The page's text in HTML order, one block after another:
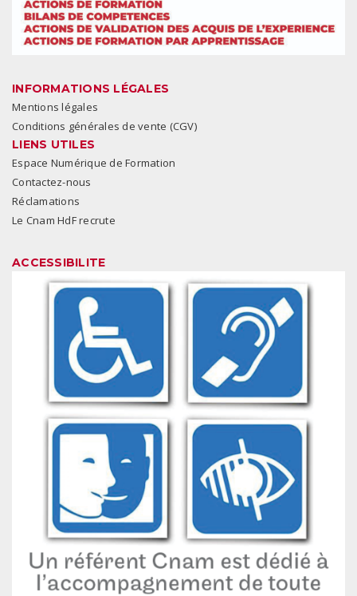
INFORMATIONS LÉGALES
Mentions légales
Conditions générales de vente (CGV)
LIENS UTILES
Espace Numérique de Formation
Contactez-nous
Réclamations
Le Cnam HdF recrute
ACCESSIBILITE